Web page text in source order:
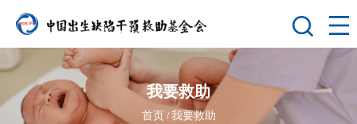
我要救助
首页/我要救助